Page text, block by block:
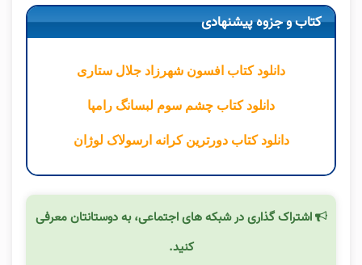
کتاب و جزوه پیشنهادی
دانلود کتاب افسون شهرزاد جلال ستاری
دانلود کتاب چشم سوم لبسانگ رامپا
دانلود کتاب دورترین کرانه ارسولاک لوژان
اشتراک گذاری در شبکه های اجتماعی، به دوستانتان معرفی
کنید.